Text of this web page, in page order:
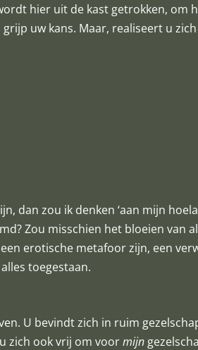
hier uit de kast getrokken, om
grijp uw kans. Maar, realiseert u
dan zou ik denken ‘aan mijn
Zou misschien het bloeien van
erotische metafoor zijn, een
toegestaan.
U bevindt zich in ruim
zich ook vrij om voormijn